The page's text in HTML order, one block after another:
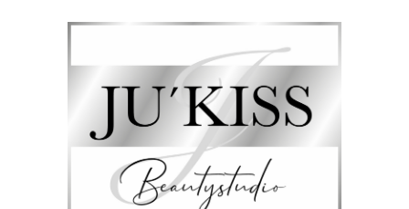
Zum Hauptinhalt springen